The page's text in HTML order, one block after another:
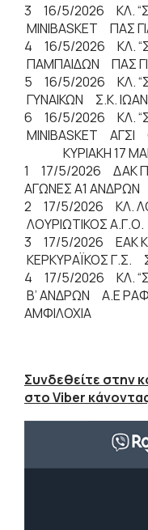
3 16/5/2026 ΚΛ.
MINIBASKET ΠΑΣ
4 16/5/2026 ΚΛ.
ΠΑΜΠΑΙΔΩΝ ΠΑΣ
5 16/5/2026 ΚΛ.
ΓΥΝΑΙΚΩΝ Σ.Κ.
6 16/5/2026 ΚΛ.
MINIBASKET
ΚΥΡΙΑΚΗ 17
1 17/5/2026 ΔΑΚ
ΑΓΩΝΕΣ Α1
2 17/5/2026 ΚΛ.
ΛΟΥΡΙΩΤΙΚΟΣ
3 17/5/2026 ΕΑΚ
ΚΕΡΚΥΡΑΪΚΟΣ Γ.Σ.
4 17/5/2026 ΚΛ.
Β’ ΑΝΔΡΩΝ Α.Ε
ΑΜΦΙΛΟΧΙΑ
Συνδεθείτε στην
στο Viber